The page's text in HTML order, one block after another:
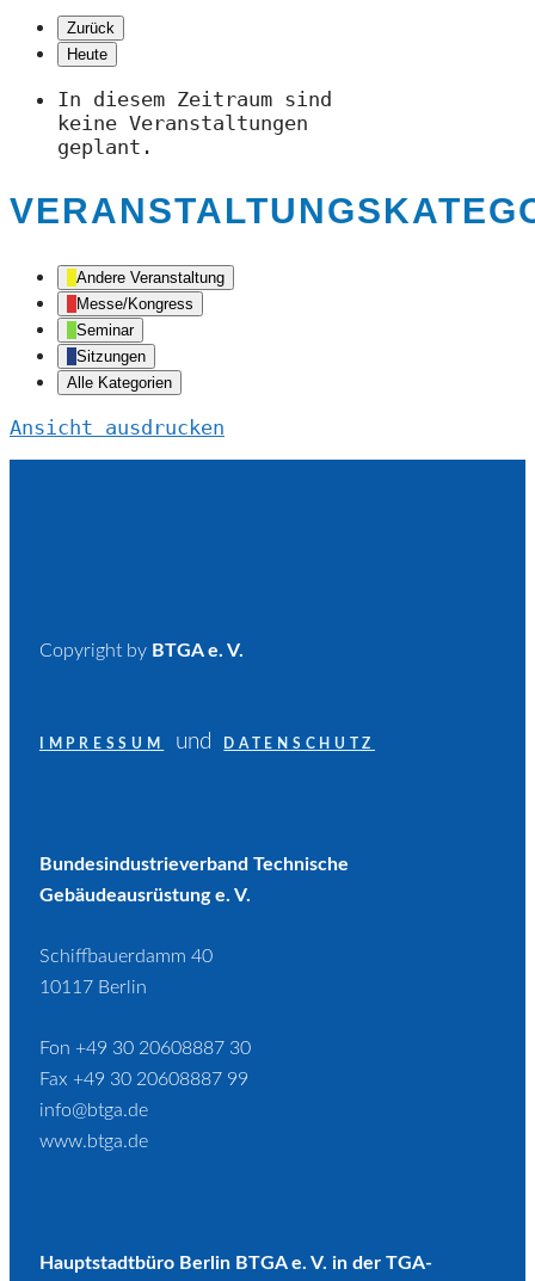
Zurück
Heute
In diesem Zeitraum sind
keine Veranstaltungen
geplant.
Andere Veranstaltung
Messe/Kongress
Seminar
Sitzungen
Alle Kategorien
Ansicht ausdrucken
Copyright by BTGA e. V.
IMPRESSUM und DATENSCHUTZ
Bundesindustrieverband Technische
Gebäudeausrüstung e. V.
Schiffbauerdamm 40
10117 Berlin
Fon +49 30 20608887 30
Fax +49 30 20608887 99
info@btga.de
www.btga.de
Hauptstadtbüro Berlin BTGA e. V. in der TGA-